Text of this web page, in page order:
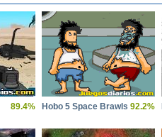
89.4% Hobo 5 Space Brawls 92.2%